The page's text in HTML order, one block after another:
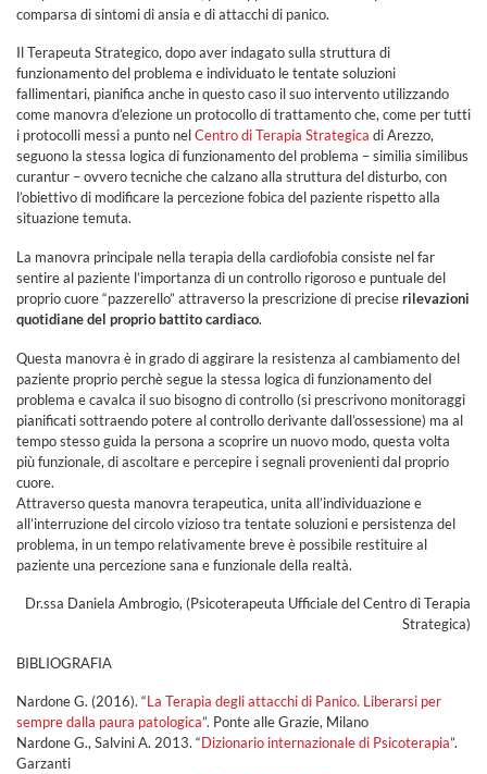
comparsa di sintomi di ansia e di attacchi di panico.
Il Terapeuta Strategico, dopo aver indagato sulla struttura di
funzionamento del problema e individuato le tentate soluzioni
fallimentari, pianifica anche in questo caso il suo intervento utilizzando
come manovra d’elezione un protocollo di trattamento che, come per tutti
i protocolli messi a punto nelCentro di Terapia Strategica di Arezzo,
seguono la stessa logica di funzionamento del problema – similia similibus
curantur – ovvero tecniche che calzano alla struttura del disturbo, con
l’obiettivo di modificare la percezione fobica del paziente rispetto alla
situazione temuta.
La manovra principale nella terapia della cardiofobia consiste nel far
sentire al paziente l’importanza di un controllo rigoroso e puntuale del
proprio cuore “pazzerello” attraverso la prescrizione di preciserilevazioni
quotidiane del proprio battito cardiaco.
Questa manovra è in grado di aggirare la resistenza al cambiamento del
paziente proprio perchè segue la stessa logica di funzionamento del
problema e cavalca il suo bisogno di controllo (si prescrivono monitoraggi
pianificati sottraendo potere al controllo derivante dall’ossessione) ma al
tempo stesso guida la persona a scoprire un nuovo modo, questa volta
più funzionale, di ascoltare e percepire i segnali provenienti dal proprio
cuore.
Attraverso questa manovra terapeutica, unita all’individuazione e
all’interruzione del circolo vizioso tra tentate soluzioni e persistenza del
problema, in un tempo relativamente breve è possibile restituire al
paziente una percezione sana e funzionale della realtà.
Dr.ssa Daniela Ambrogio, (Psicoterapeuta Ufficiale del Centro di Terapia
Strategica)
BIBLIOGRAFIA
Nardone G. (2016). “La Terapia degli attacchi di Panico. Liberarsi per
sempre dalla paura patologica”. Ponte alle Grazie, Milano
Nardone G., Salvini A. 2013. “Dizionario internazionale di Psicoterapia”.
Garzanti